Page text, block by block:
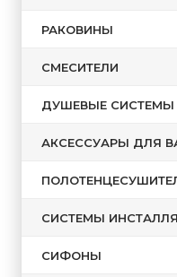
РАКОВИНЫ
СМЕСИТЕЛИ
ДУШЕВЫЕ СИСТЕМЫ
АКСЕССУАРЫ ДЛЯ
СИСТЕМЫ
СИФОНЫ